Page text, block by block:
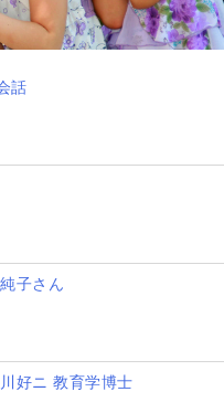
います。
加できるというの
を次の年にリアルに
いがあるのだなと感
カのお金教育事情の
を実践的に経験しなが
つくる？ どうママ
テーマにお届けしま
話
子さん
好ニ 教育学博士